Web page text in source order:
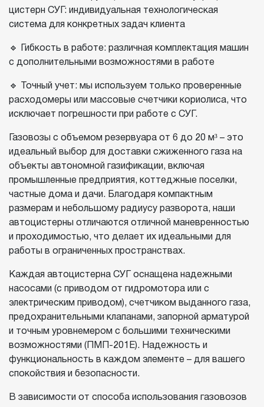
цистерн СУГ: индивидуальная технологическая
система для конкретных задач клиента
🔹 Гибкость в работе: различная комплектация машин
с дополнительными возможностями в работе
🔹 Точный учет: мы используем только проверенные
расходомеры или массовые счетчики кориолиса, что
исключает погрешности при работе с СУГ.
Газовозы с объемом резервуара от 6 до 20 м³ – это
идеальный выбор для доставки сжиженного газа на
объекты автономной газификации, включая
промышленные предприятия, коттеджные поселки,
частные дома и дачи. Благодаря компактным
размерам и небольшому радиусу разворота, наши
автоцистерны отличаются отличной маневренностью
и проходимостью, что делает их идеальными для
работы в ограниченных пространствах.
Каждая автоцистерна СУГ оснащена надежными
насосами (с приводом от гидромотора или с
электрическим приводом), счетчиком выданного газа,
предохранительными клапанами, запорной арматурой
и точным уровнемером с большими техническими
возможностями (ПМП-201Е). Надежность и
функциональность в каждом элементе – для вашего
спокойствия и безопасности.
В зависимости от способа использования газовозов